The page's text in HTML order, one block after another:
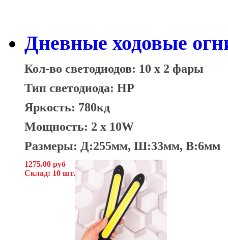
Дневные ходовые
Кол-во светодиодов: 10 x 2 фары
Тип светодиода: HP
Яркость: 780кд
Мощность: 2 x 10W
Размеры: Д:255мм, Ш:33мм, В:6мм
1275.00 руб
Склад: 10 шт.